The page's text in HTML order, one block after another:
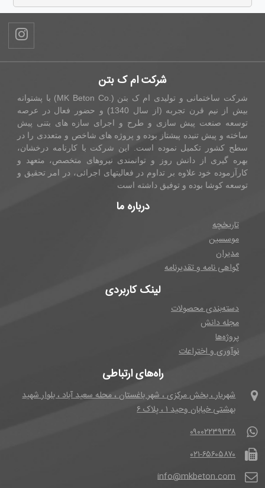
شرکت ام ک بتن
شرکت ساختمانی و تولیدی ام ک بتن (.MK Beton Co) با پشتوانه
بیش از نیم قرن تجربه (از سال 1340) و حضور فعال در عرصه
توسعه صنعت پیش سازی و طرح و اجرای سازه های بتنی پیش
ساخته و پیش تنیده پیشتاز بوده و پروژه های شاخص و متعددی را در
سطح کشور تکمیل نموده است. این شرکت با کارنامه درخشان،
بهره گیری از دانش روز و توانمندی نیروهای متخصص، متعهد و
کارآزموده خود علاوه بر تداوم در فعالیتهای اجرائی، در امر تحقیق و
توسعه کوشا بوده و توفیق داشته است
درباره ما
تاریخچه
موسسین
مدیران
گواهی نامه و تقدیرنامه
لینک کاربردی
دسته‌بندی محصولات
مجله دانش
پروژه‌ها
نوآوری و اختراعات
راه‌های ارتباطی
شهریار ، بخش مرکزی ، شهر باغستان ، محله سعید آباد ، بلوار شهید
بهشتی خیابان وحید ۱ ، پلاک ۶
۰۹۰۰۲۲۳۹۳۲۸
۰۲۱-۶۵۶۰۵۸۷۰
info@mkbeton.com